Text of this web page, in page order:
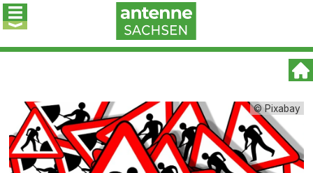
© Pixabay